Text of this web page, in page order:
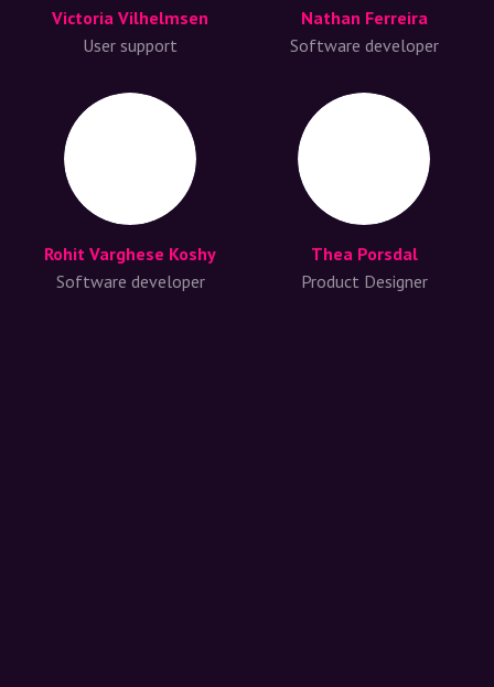
Victoria Vilhelmsen
User support
Nathan Ferreira
Software developer
Rohit Varghese Koshy
Software developer
Thea Porsdal
Product Designer